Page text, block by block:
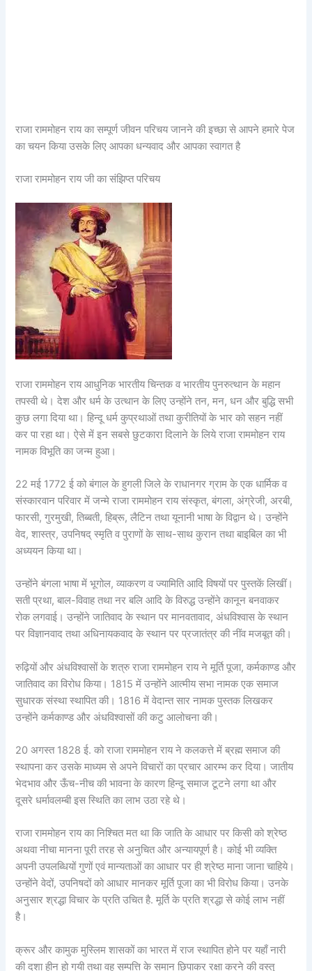
राजा राममोहन राय का सम्पूर्ण जीवन परिचय जानने की इच्छा से आपने हमारे पेज
का चयन किया उसके लिए आपका धन्यवाद और आपका स्वागत है
राजा राममोहन राय जी का संझिप्त परिचय
राजा राममोहन राय आधुनिक भारतीय चिन्तक व भारतीय पुनरुत्थान के महान
तपस्वी थे। देश और धर्म के उत्थान के लिए उन्होंने तन, मन, धन और बुद्धि सभी
कुछ लगा दिया था। हिन्दू धर्म कुप्रथाओं तथा कुरीतियों के भार को सहन नहीं
कर पा रहा था। ऐसे में इन सबसे छुटकारा दिलाने के लिये राजा राममोहन राय
नामक विभूति का जन्म हुआ।
22 मई 1772 ई को बंगाल के हुगली जिले के राधानगर ग्राम के एक धार्मिक व
संस्कारवान परिवार में जन्मे राजा राममोहन राय संस्कृत, बंगला, अंग्रेजी, अरबी,
फारसी, गुरमुखी, तिब्बती, हिब्रू, लैटिन तथा यूनानी भाषा के विद्वान थे। उन्होंने
वेद, शास्त्र, उपनिषद् स्मृति व पुराणों के साथ-साथ कुरान तथा बाइबिल का भी
अध्ययन किया था।
उन्होंने बंगला भाषा में भूगोल, व्याकरण व ज्यामिति आदि विषयों पर पुस्तकें लिखीं।
सती प्रथा, बाल-विवाह तथा नर बलि आदि के विरुद्ध उन्होंने कानून बनवाकर
रोक लगवाई। उन्होंने जातिवाद के स्थान पर मानवतावाद, अंधविश्वास के स्थान
पर विज्ञानवाद तथा अधिनायकवाद के स्थान पर प्रजातंत्र की नींव मजबूत की।
रुढ़ियों और अंधविश्वासों के शत्रु राजा राममोहन राय ने मूर्ति पूजा, कर्मकाण्ड और
जातिवाद का विरोध किया। 1815 में उन्होंने आत्मीय सभा नामक एक समाज
सुधारक संस्था स्थापित की। 1816 में वेदान्त सार नामक पुस्तक लिखकर
उन्होंने कर्मकाण्ड और अंधविश्वासों की कटु आलोचना की।
20 अगस्त 1828 ई. को राजा राममोहन राय ने कलकत्ते में ब्रह्म समाज की
स्थापना कर उसके माध्यम से अपने विचारों का प्रचार आरम्भ कर दिया। जातीय
भेदभाव और ऊँच-नीच की भावना के कारण हिन्दू समाज टूटने लगा था और
दूसरे धर्मावलम्बी इस स्थिति का लाभ उठा रहे थे।
राजा राममोहन राय का निश्चित मत था कि जाति के आधार पर किसी को श्रेष्ठ
अथवा नीचा मानना पूरी तरह से अनुचित और अन्यायपूर्ण है। कोई भी व्यक्ति
अपनी उपलब्धियों गुणों एवं मान्यताओं का आधार पर ही श्रेष्ठ माना जाना चाहिये।
उन्होंने वेदों, उपनिषदों को आधार मानकर मूर्ति पूजा का भी विरोध किया। उनके
अनुसार श्रद्धा विचार के प्रति उचित है. मूर्ति के प्रति श्रद्धा से कोई लाभ नहीं
है।
क्रूर और कामुक मुस्लिम शासकों का भारत में राज स्थापित होने पर यहाँ नारी
की दशा हीन हो गयी तथा वह सम्पत्ति के समान छिपाकर रक्षा करने की वस्तु